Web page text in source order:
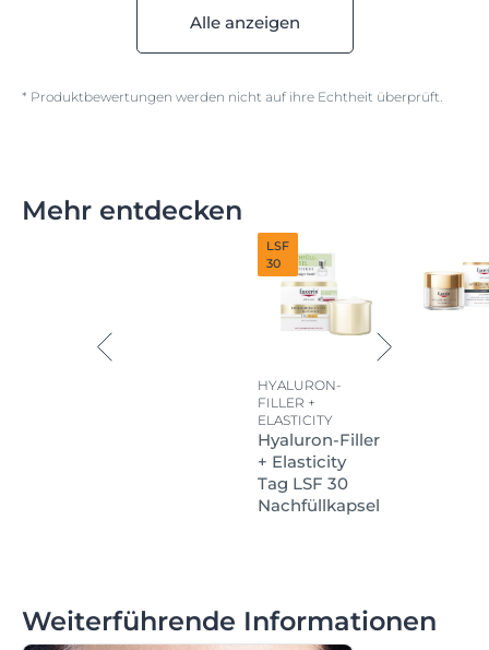
Alle anzeigen
* Produktbewertungen werden nicht auf ihre Echtheit überprüft.
Mehr entdecken
LSF
30
HYALURON-
FILLER +
ELASTICITY
Hyaluron-Filler
+ Elasticity
Tag LSF 30
Nachfüllkapsel
Weiterführende Informationen